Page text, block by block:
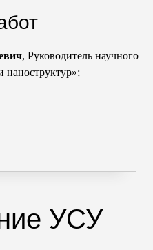
, Руководитель научного
наноструктур»;
УСУ